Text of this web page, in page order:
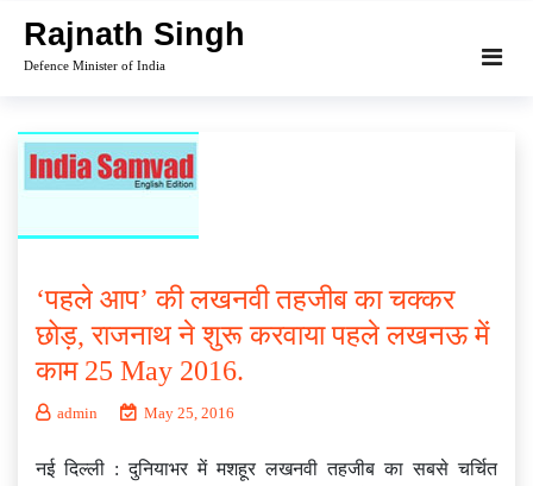
content
Rajnath Singh
Defence Minister of India
‘पहले आप’ की लखनवी तहजीब का चक्कर
छोड़, राजनाथ ने शुरू करवाया पहले लखनऊ में
काम 25 May 2016.
admin May 25, 2016
नई दिल्ली : दुनियाभर में मशहूर लखनवी तहजीब का सबसे चर्चित